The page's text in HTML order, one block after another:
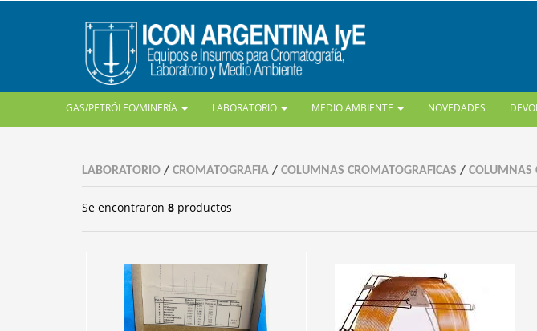
GAS/PETRÓLEO/MINERÍA LABORATORIO MEDIO AMBIENTE NOVEDADES
LABORATORIO / CROMATOGRAFIA / COLUMNAS CROMATOGRAFICAS / COLUMNAS
Se encontraron 8 productos